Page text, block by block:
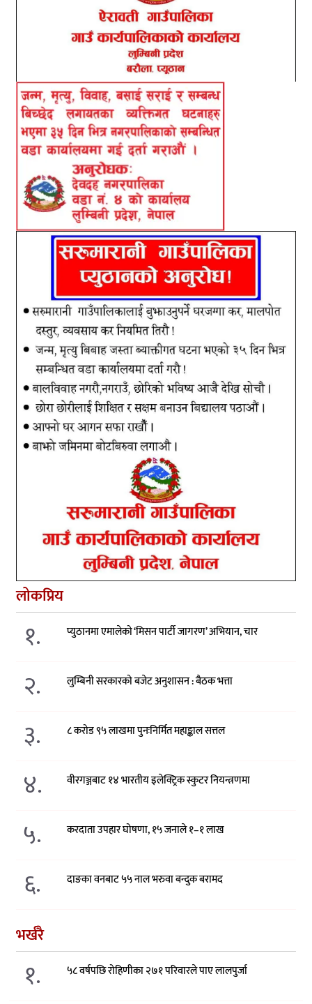
लोकप्रिय
१. प्युठानमा एमालेको ‘मिसन पार्टी जागरण’ अभियान, चार
२. लुम्बिनी सरकारको बजेट अनुशासन : बैठक भत्ता
३. ८ करोड ९५ लाखमा पुनःनिर्मित महाङ्काल सत्तल
४. वीरगञ्जबाट १४ भारतीय इलेक्ट्रिक स्कुटर नियन्त्रणमा
५. करदाता उपहार घोषणा, १५ जनाले १–१ लाख
६. दाङका वनबाट ५५ नाल भरुवा बन्दुक बरामद
भर्खरै
१. ५८ वर्षपछि रोहिणीका २७१ परिवारले पाए लालपुर्जा